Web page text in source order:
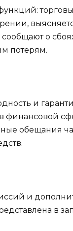
о
потерям.
и
финансовой
обещания
и
в